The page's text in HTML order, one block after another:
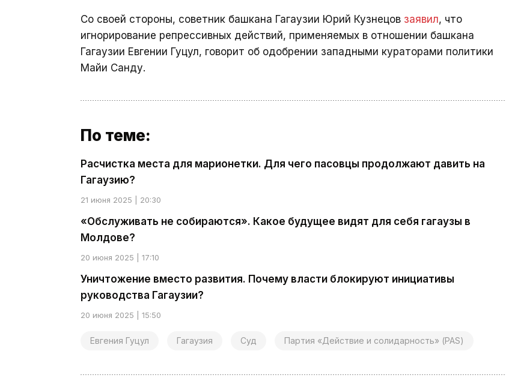
Со своей стороны, советник башкана Гагаузии Юрий Кузнецов заявил, что
игнорирование репрессивных действий, применяемых в отношении башкана
Гагаузии Евгении Гуцул, говорит об одобрении западными кураторами политики
Майи Санду.
По теме:
Расчистка места для марионетки. Для чего пасовцы продолжают давить на
Гагаузию?
21 июня 2025 | 20:30
«Обслуживать не собираются». Какое будущее видят для себя гагаузы в
Молдове?
20 июня 2025 | 17:10
Уничтожение вместо развития. Почему власти блокируют инициативы
руководства Гагаузии?
20 июня 2025 | 15:50
Евгения Гуцул Гагаузия Суд Партия «Действие и солидарность» (PAS)